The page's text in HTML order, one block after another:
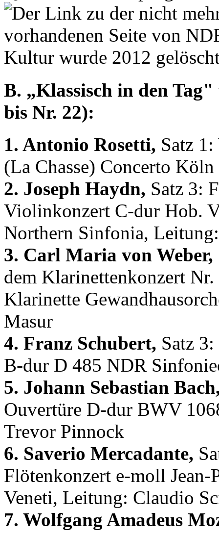
B. „Klassisch in den
bis Nr. 22):
1. Antonio Rosetti, Satz
(La Chasse) Concerto Köln
2. Joseph Haydn, Satz 3:
Violinkonzert C-dur Hob.
Northern Sinfonia,
3. Carl Maria von Weber,
dem Klarinettenkonzert
Klarinette
Masur
4. Franz Schubert, Satz
B-dur D 485 NDR
5. Johann Sebastian
Ouvertüre D-dur BWV
Trevor Pinnock
6. Saverio Mercadante,
Flötenkonzert e-moll
Veneti, Leitung: Claudio
7. Wolfgang Amadeus